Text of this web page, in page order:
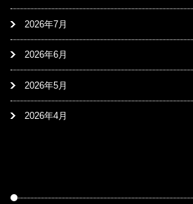
2026年7月
2026年6月
2026年5月
2026年4月